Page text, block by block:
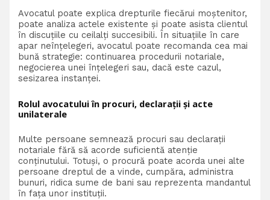
Avocatul poate explica drepturile fiecărui moștenitor,
poate analiza actele existente și poate asista clientul
în discuțiile cu ceilalți succesibili. În situațiile în care
apar neînțelegeri, avocatul poate recomanda cea mai
bună strategie: continuarea procedurii notariale,
negocierea unei înțelegeri sau, dacă este cazul,
sesizarea instanței.
Rolul avocatului în procuri, declarații și acte
unilaterale
Multe persoane semnează procuri sau declarații
notariale fără să acorde suficientă atenție
conținutului. Totuși, o procură poate acorda unei alte
persoane dreptul de a vinde, cumpăra, administra
bunuri, ridica sume de bani sau reprezenta mandantul
în fața unor instituții.